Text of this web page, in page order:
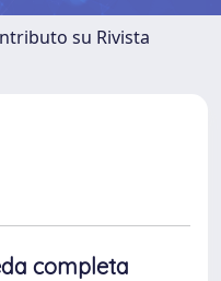
su Rivista
completa